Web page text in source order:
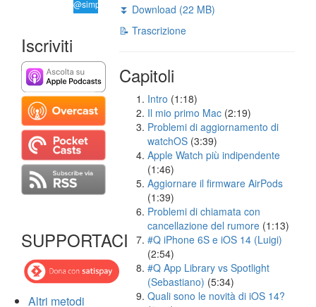
@simplemal
Iscriviti
SUPPORTACI
Altri metodi
⏬ Download (22 MB)
📝 Trascrizione
Capitoli
Intro (1:18)
Il mio primo Mac (2:19)
Problemi di aggiornamento di
watchOS (3:39)
Apple Watch più indipendente
(1:46)
Aggiornare il firmware AirPods
(1:39)
Problemi di chiamata con
cancellazione del rumore (1:13)
#Q iPhone 6S e iOS 14 (Luigi)
(2:54)
#Q App Library vs Spotlight
(Sebastiano) (5:34)
Quali sono le novità di iOS 14?